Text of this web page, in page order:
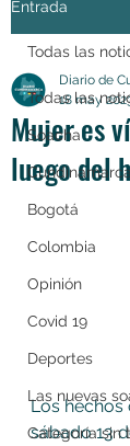
Entrada
Todas las
Soacha
Cundinamarca
Bogotá
Colombia
Opinión
Covid 19
Deportes
Las nuevas
Categoría sin
Todas las
Mujer es
luego del
Diario de
18 may
Los hechos
sábado 13